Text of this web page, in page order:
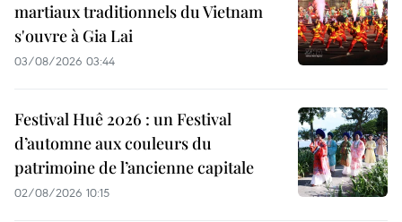
martiaux traditionnels du Vietnam
s'ouvre à Gia Lai
03/08/2026 03:44
Festival Huê 2026 : un Festival
d’automne aux couleurs du
patrimoine de l’ancienne capitale
02/08/2026 10:15